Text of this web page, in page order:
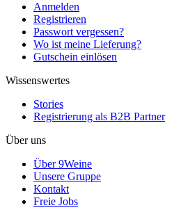
Anmelden
Registrieren
Passwort vergessen?
Wo ist meine Lieferung?
Gutschein einlösen
Wissenswertes
Stories
Registrierung als B2B Partner
Über uns
Über 9Weine
Unsere Gruppe
Kontakt
Freie Jobs